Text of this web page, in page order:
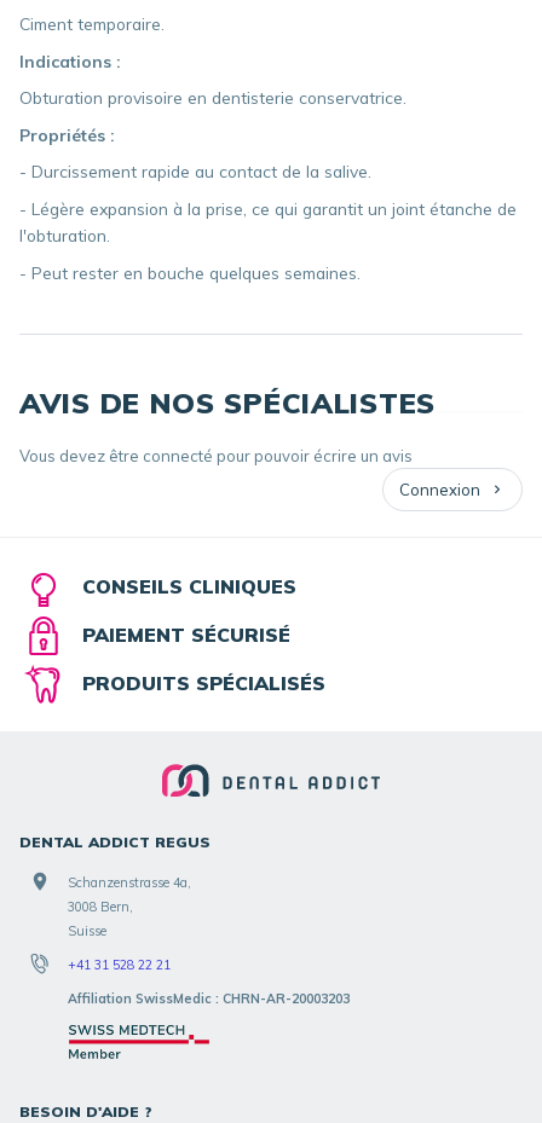
Ciment temporaire.
Indications :
Obturation provisoire en dentisterie conservatrice.
Propriétés :
- Durcissement rapide au contact de la salive.
- Légère expansion à la prise, ce qui garantit un joint étanche de
l'obturation.
- Peut rester en bouche quelques semaines.
AVIS DE NOS SPÉCIALISTES
Vous devez être connecté pour pouvoir écrire un avis
Connexion
CONSEILS CLINIQUES
PAIEMENT SÉCURISÉ
PRODUITS SPÉCIALISÉS
DENTAL ADDICT REGUS
Schanzenstrasse 4a,
3008 Bern,
Suisse
+41 31 528 22 21
Affiliation SwissMedic : CHRN-AR-20003203
BESOIN D'AIDE ?